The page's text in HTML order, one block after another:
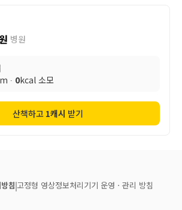
병원
m ∙ 0kcal 소모
산책하고 1캐시 받기
침 고정형 영상정보처리기기 운영ㆍ관리 방침